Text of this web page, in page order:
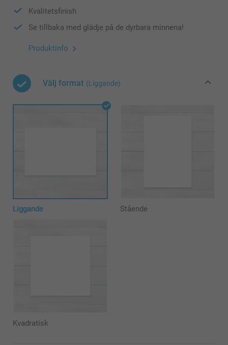
Kvalitetsfinish
Se tillbaka med glädje på de dyrbara minnena!
Produktinfo
Välj format (Liggande)
Liggande Stående
Kvadratisk